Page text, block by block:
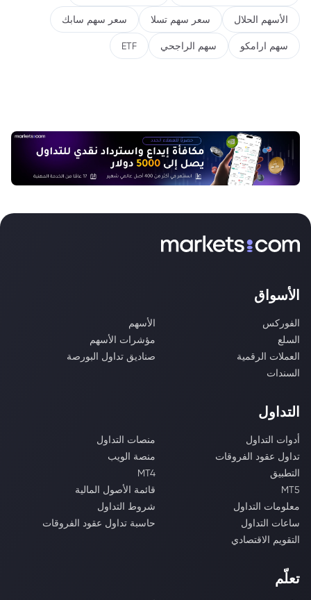
الأسهم الحلال سعر سهم تسلا سعر سهم سابك
سهم ارامكو سهم الراجحي ETF
الأسواق
الفوركس
الأسهم
السلع
مؤشرات الأسهم
العملات الرقمية
صناديق تداول البورصة
السندات
التداول
أدوات التداول
منصات التداول
تداول عقود الفروقات
منصة الويب
التطبيق
MT4
MT5
قائمة الأصول المالية
معلومات التداول
شروط التداول
ساعات التداول
حاسبة تداول عقود الفروقات
التقويم الاقتصادي
تعلّم